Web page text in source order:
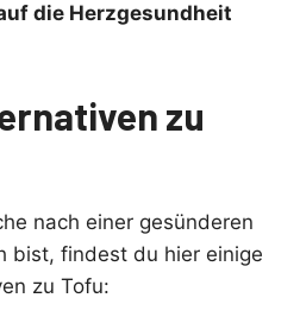
die Herzgesundheit
zu
nach einer gesünderen
bist, findest du hier einige
zu Tofu: